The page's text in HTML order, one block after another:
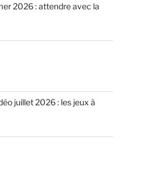
2026 : attendre avec la
juillet 2026 : les jeux à